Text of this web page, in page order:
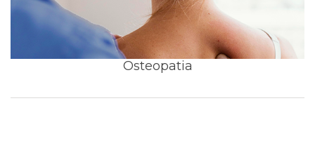
Osteopatia